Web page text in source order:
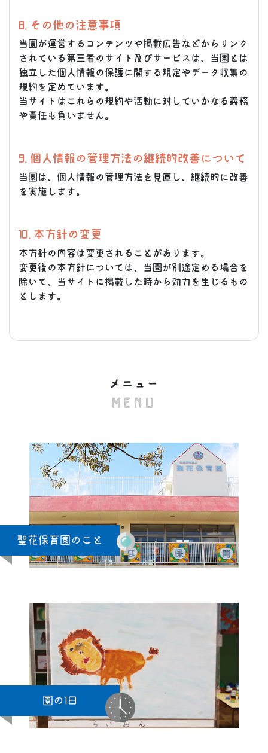
8. その他の注意事項
当園が運営するコンテンツや掲載広告などからリンク
されている第三者のサイト及びサービスは、当園とは
独立した個人情報の保護に関する規定やデータ収集の
規約を定めています。
当サイトはこれらの規約や活動に対していかなる義務
や責任も負いません。
9. 個人情報の管理方法の継続的改善について
当園は、個人情報の管理方法を見直し、継続的に改善
を実施します。
10. 本方針の変更
本方針の内容は変更されることがあります。
変更後の本方針については、当園が別途定める場合を
除いて、当サイトに掲載した時から効力を生じるもの
とします。
メニュー
MENU
聖花保育園のこと
園の1日